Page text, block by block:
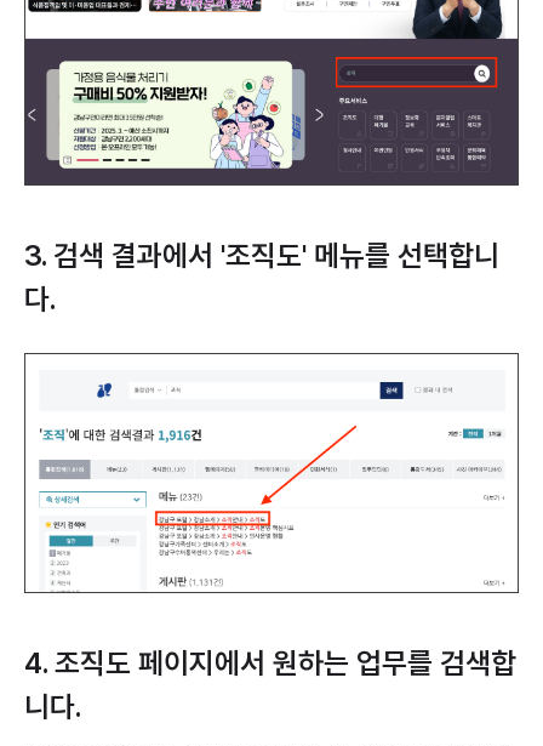
3. 검색 결과에서 '조직도' 메뉴를 선택합니
다.
4. 조직도 페이지에서 원하는 업무를 검색합
니다.